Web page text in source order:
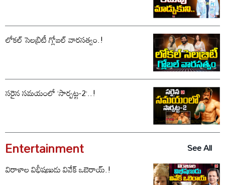
లోకల్ సెలబ్రిటీ గ్లోబల్ వారసత్వం.!
సరైన సమయంలో ‘సార్పట్ట-2’..!
Entertainment
See All
విరాళాల విభీషణుడు వివేక్ ఒబెరాయ్.!